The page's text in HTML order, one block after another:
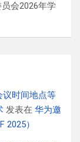
会2026年学
议时间地点等
发表在 华为邀
2025）